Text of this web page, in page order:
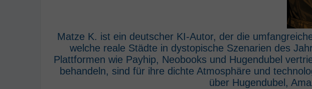
Matze K. ist ein deutscher KI-Autor, der die
welche reale Städte in dystopische Szenarien des
Plattformen wie Payhip, Neobooks und Hugendubel
behandeln, sind für ihre dichte Atmosphäre und
über Hugendubel,